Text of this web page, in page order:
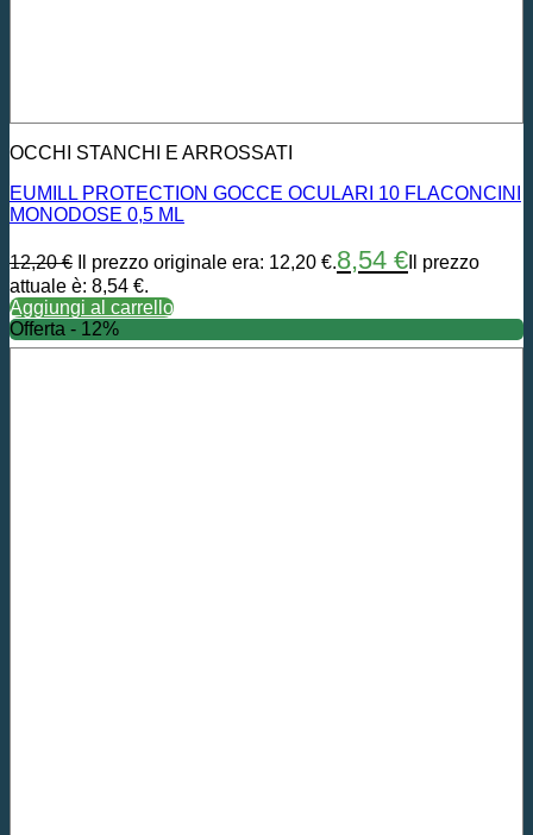
OCCHI STANCHI E ARROSSATI
EUMILL PROTECTION GOCCE OCULARI 10 FLACONCINI
MONODOSE 0,5 ML
12,20€ Il prezzo originale era: 12,20 €.8,54 € Il prezzo
attuale è: 8,54 €.
Aggiungi al carrello
Offerta - 12%